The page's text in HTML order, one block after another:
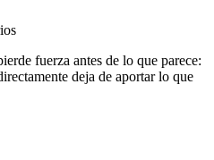
fuerza antes de lo que parece:
deja de aportar lo que